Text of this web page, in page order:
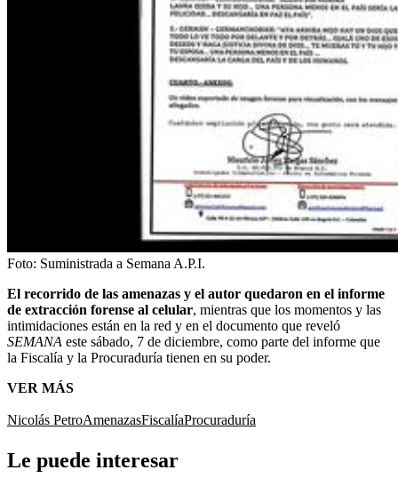
Foto: Suministrada a Semana A.P.I.
El recorrido de las amenazas y el autor quedaron en el informe
de extracción forense al celular, mientras que los momentos y las
intimidaciones están en la red y en el documento que reveló
SEMANA este sábado, 7 de diciembre, como parte del informe que
la Fiscalía y la Procuraduría tienen en su poder.
VER MÁS
Nicolás PetroAmenazasFiscalíaProcuraduría
Le puede interesar